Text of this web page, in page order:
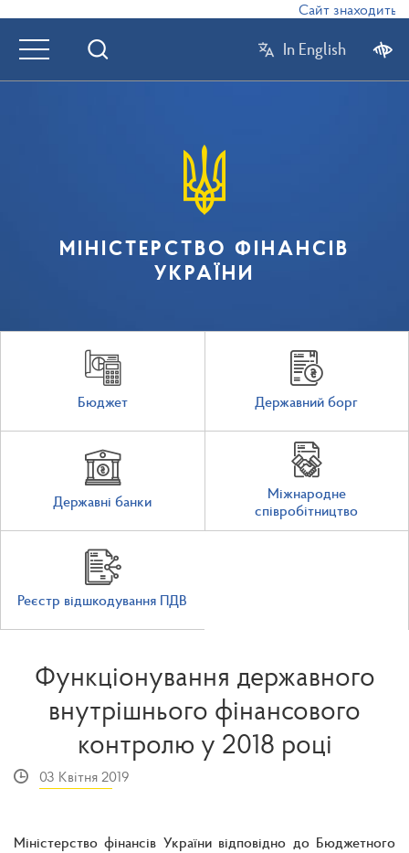
Сайт знаходиться
In English
МІНІСТЕРСТВО ФІНАНСІВ
УКРАЇНИ
Бюджет Державний борг
Державні банки
Міжнародне
співробітництво
Реєстр відшкодування ПДВ
​Функціонування державного
внутрішнього фінансового
контролю у 2018 році
03 Квітня 2019
Міністерство фінансів України відповідно до Бюджетного